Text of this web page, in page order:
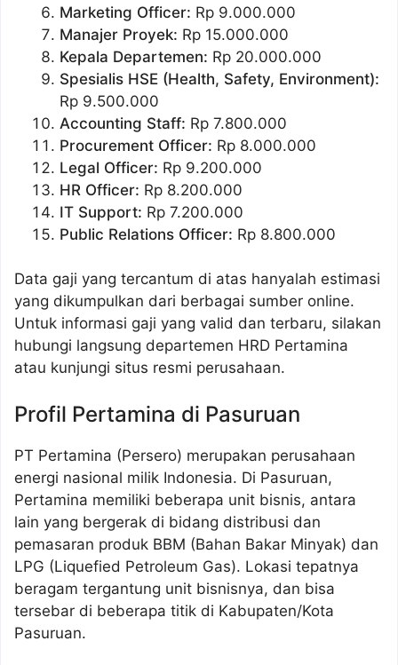
Marketing Officer: Rp 9.000.000
Manajer Proyek: Rp 15.000.000
Kepala Departemen: Rp 20.000.000
Spesialis HSE (Health, Safety, Environment):
Rp 9.500.000
Accounting Staff: Rp 7.800.000
Procurement Officer: Rp 8.000.000
Legal Officer: Rp 9.200.000
HR Officer: Rp 8.200.000
IT Support: Rp 7.200.000
Public Relations Officer: Rp 8.800.000
Data gaji yang tercantum di atas hanyalah estimasi
yang dikumpulkan dari berbagai sumber online.
Untuk informasi gaji yang valid dan terbaru, silakan
hubungi langsung departemen HRD Pertamina
atau kunjungi situs resmi perusahaan.
Profil Pertamina di Pasuruan
PT Pertamina (Persero) merupakan perusahaan
energi nasional milik Indonesia. Di Pasuruan,
Pertamina memiliki beberapa unit bisnis, antara
lain yang bergerak di bidang distribusi dan
pemasaran produk BBM (Bahan Bakar Minyak) dan
LPG (Liquefied Petroleum Gas). Lokasi tepatnya
beragam tergantung unit bisnisnya, dan bisa
tersebar di beberapa titik di Kabupaten/Kota
Pasuruan.